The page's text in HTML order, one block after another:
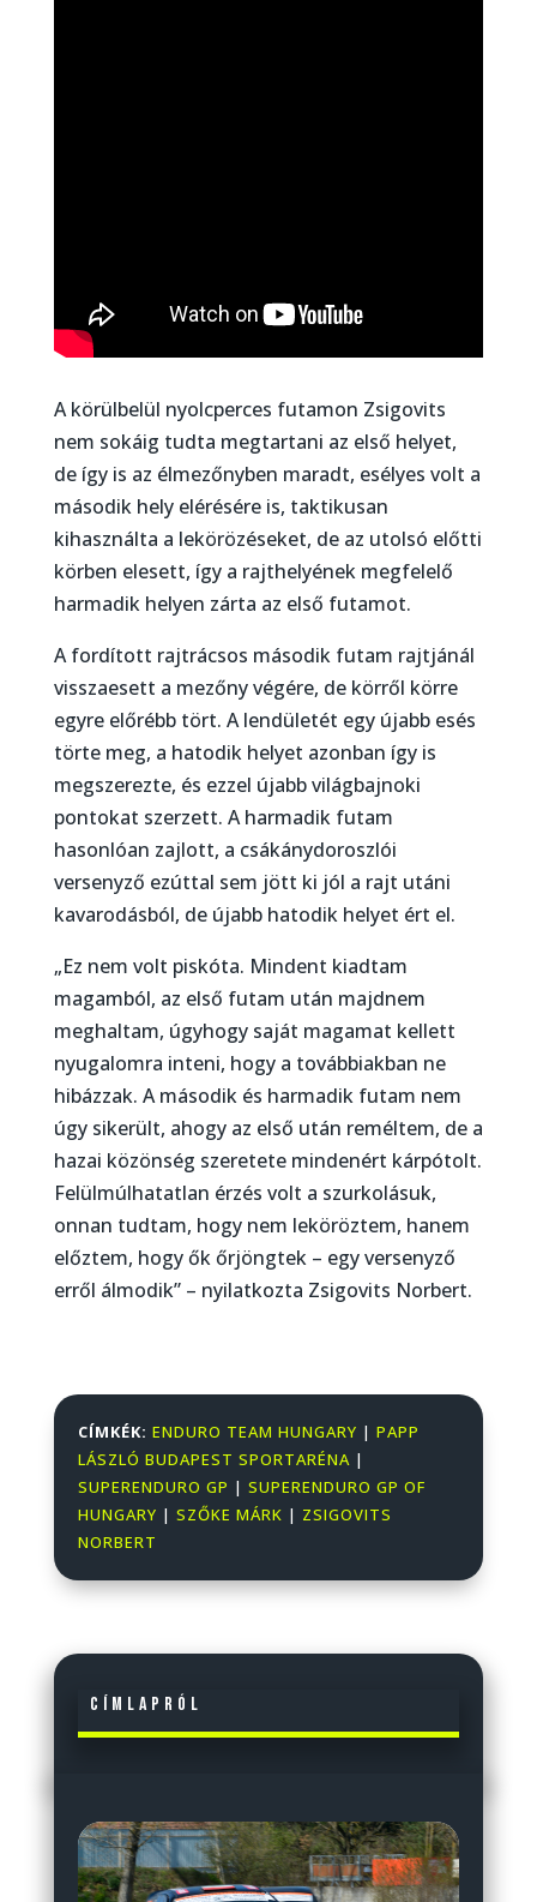
A körülbelül nyolcperces futamon Zsigovits
nem sokáig tudta megtartani az első helyet,
de így is az élmezőnyben maradt, esélyes volt a
második hely elérésére is, taktikusan
kihasználta a lekörözéseket, de az utolsó előtti
körben elesett, így a rajthelyének megfelelő
harmadik helyen zárta az első futamot.
A fordított rajtrácsos második futam rajtjánál
visszaesett a mezőny végére, de körről körre
egyre előrébb tört. A lendületét egy újabb esés
törte meg, a hatodik helyet azonban így is
megszerezte, és ezzel újabb világbajnoki
pontokat szerzett. A harmadik futam
hasonlóan zajlott, a csákánydoroszlói
versenyző ezúttal sem jött ki jól a rajt utáni
kavarodásból, de újabb hatodik helyet ért el.
„Ez nem volt piskóta. Mindent kiadtam
magamból, az első futam után majdnem
meghaltam, úgyhogy saját magamat kellett
nyugalomra inteni, hogy a továbbiakban ne
hibázzak. A második és harmadik futam nem
úgy sikerült, ahogy az első után reméltem, de a
hazai közönség szeretete mindenért kárpótolt.
Felülmúlhatatlan érzés volt a szurkolásuk,
onnan tudtam, hogy nem leköröztem, hanem
előztem, hogy ők őrjöngtek – egy versenyző
erről álmodik” – nyilatkozta Zsigovits Norbert.
CÍMKÉK: ENDURO TEAM HUNGARY | PAPP
LÁSZLÓ BUDAPEST SPORTARÉNA|
SUPERENDURO GP | SUPERENDURO GP OF
HUNGARY | SZŐKE MÁRK | ZSIGOVITS
NORBERT
Címlapról